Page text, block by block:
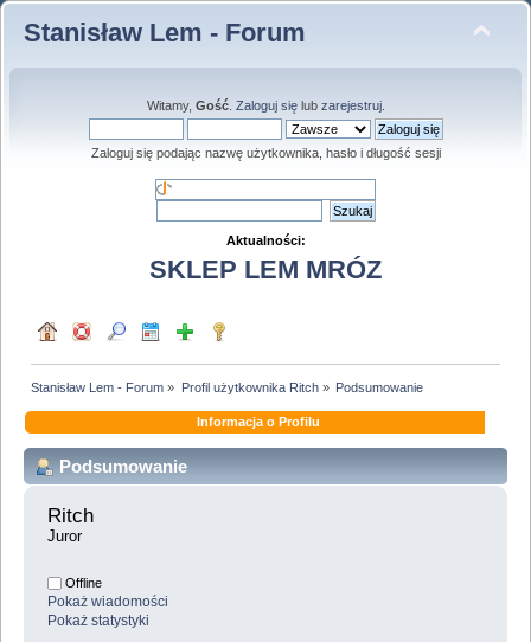
Stanisław Lem - Forum
Witamy, Gość. Zaloguj sięlub zarejestruj.
Zaloguj się podając nazwę użytkownika, hasło i długość sesji
Aktualności:
SKLEP LEM MRÓZ
Stanisław Lem - Forum » Profil użytkownika Ritch» Podsumowanie
Informacja o Profilu
Podsumowanie
Ritch
Juror
Offline
Pokaż wiadomości
Pokaż statystyki